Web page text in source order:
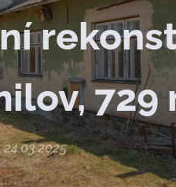
729
24.03.2025